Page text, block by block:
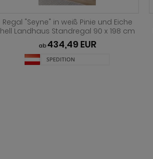
Regal "Seyne" in weiß Pinie und Eiche
hell Landhaus Standregal 90 x 198 cm
ab 434,49 EUR